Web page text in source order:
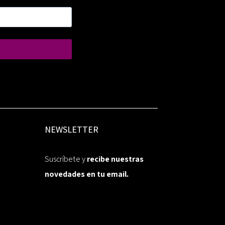
NEWSLETTER
Suscríbete yrecibe nuestras
novedades en tu email.